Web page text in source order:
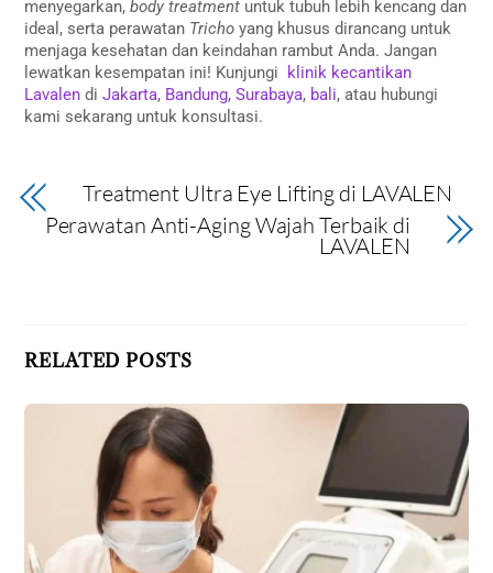
menyegarkan,body treatment untuk tubuh lebih kencang dan
ideal, serta perawatan Tricho yang khusus dirancang untuk
menjaga kesehatan dan keindahan rambut Anda. Jangan
lewatkan kesempatan ini! Kunjungi klinik kecantikan
Lavalen di Jakarta, Bandung, Surabaya, bali, atau hubungi
kami sekarang untuk konsultasi.
Treatment Ultra Eye Lifting di LAVALEN
Perawatan Anti-Aging Wajah Terbaik di
LAVALEN
RELATED POSTS